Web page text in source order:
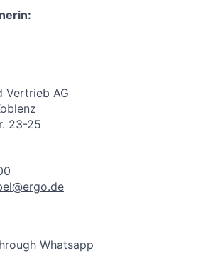
Vertrieb AG
23-25
Whatsapp